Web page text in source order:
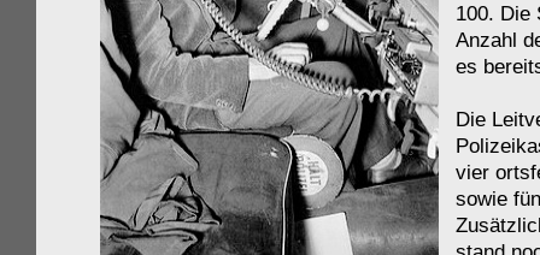
100. Die
Anzahl
es
Die
vier
sowie